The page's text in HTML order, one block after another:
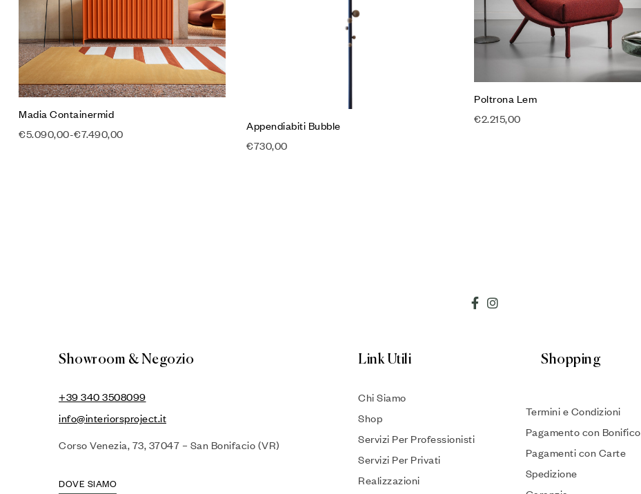
Madia Containermid
€5.090,00-€7.490,00
Appendiabiti Bubble
€730,00
Poltrona Lem
€2.215,00
Showroom & Negozio
+39 340 3508099
info@interiorsproject.it
Corso Venezia, 73, 37047 – San Bonifacio (VR)
DOVE SIAMO
Link Utili
Chi Siamo
Shop
Servizi Per Professionisti
Servizi Per Privati
Realizzazioni
Shopping
Termini e Condizioni
Pagamento con Bonifico
Pagamenti con Carte
Spedizione